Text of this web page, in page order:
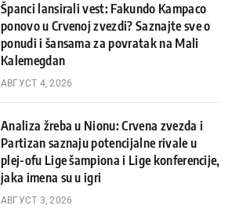
Španci lansirali vest: Fakundo Kampaco
ponovo u Crvenoj zvezdi? Saznajte sve o
ponudi i šansama za povratak na Mali
Kalemegdan
АВГУСТ 4, 2026
Analiza žreba u Nionu: Crvena zvezda i
Partizan saznaju potencijalne rivale u
plej-ofu Lige šampiona i Lige konferencije,
jaka imena su u igri
АВГУСТ 3, 2026